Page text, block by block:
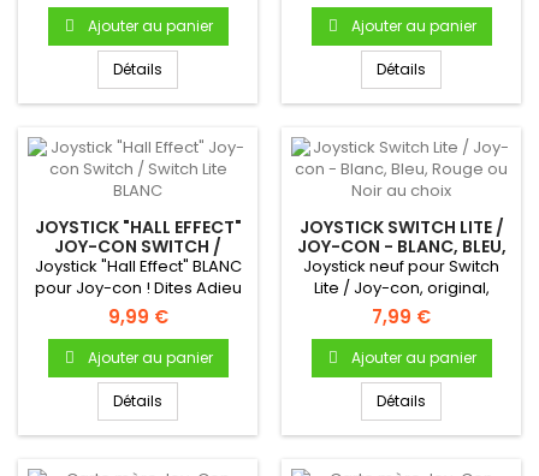
Ajouter au panier
Détails
Ajouter au panier
Détails
JOYSTICK "HALL EFFECT"
JOY-CON SWITCH /
SWITCH LITE BLANC
Joystick "Hall Effect" BLANC
pour Joy-con ! Dites Adieu
au Joy-con Drift...
9,99 €
Ajouter au panier
Détails
JOYSTICK SWITCH LITE /
JOY-CON - BLANC, BLEU,
ROUGE OU NOIR AU
CHOIX
Joystick neuf pour Switch
Lite / Joy-con, original,
couleur au choix....
7,99 €
Ajouter au panier
Détails